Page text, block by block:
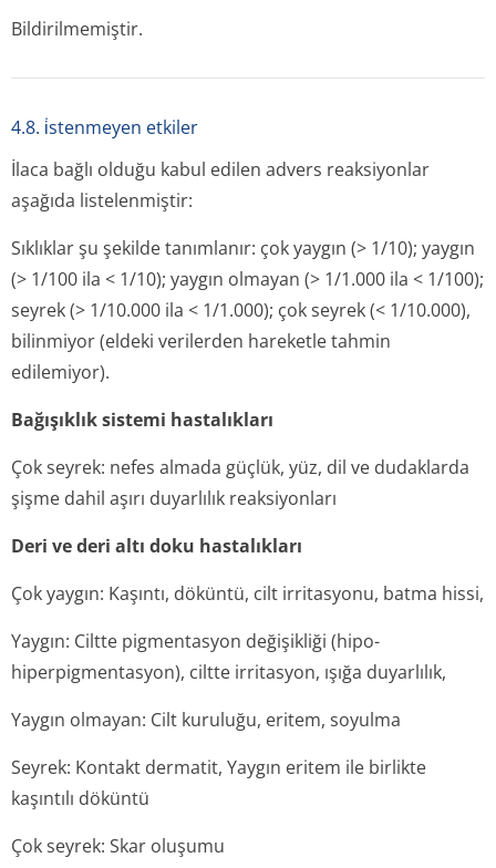
Bildirilmemiştir.
4.8. i̇stenmeyen etkiler
İlaca bağlı olduğu kabul edilen advers reaksiyonlar
aşağıda listelenmiştir:
Sıklıklar şu şekilde tanımlanır: çok yaygın (> 1/10); yaygın
(> 1/100 ila < 1/10); yaygın olmayan (> 1/1.000 ila < 1/100);
seyrek (> 1/10.000 ila < 1/1.000); çok seyrek (< 1/10.000),
bilinmiyor (eldeki verilerden hareketle tahmin
edilemiyor).
Bağışıklık sistemi hastalıkları
Çok seyrek: nefes almada güçlük, yüz, dil ve dudaklarda
şişme dahil aşırı duyarlılık reaksiyonları
Deri ve deri altı doku hastalıkları
Çok yaygın: Kaşıntı, döküntü, cilt irritasyonu, batma hissi,
Yaygın: Ciltte pigmentasyon değişikliği (hipo-
hiperpigmentasyon), ciltte irritasyon, ışığa duyarlılık,
Yaygın olmayan: Cilt kuruluğu, eritem, soyulma
Seyrek: Kontakt dermatit, Yaygın eritem ile birlikte
kaşıntılı döküntü
Çok seyrek: Skar oluşumu